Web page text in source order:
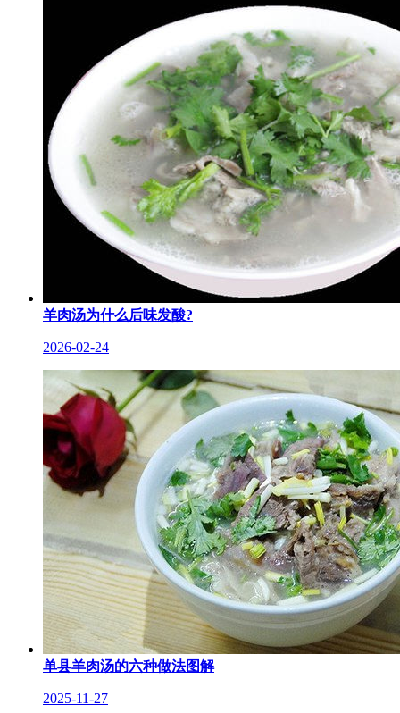
羊肉汤为什么后味发酸?
2026-02-24
单县羊肉汤的六种做法图解
2025-11-27